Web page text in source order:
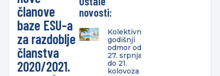
članove
baze ESU-a
za razdoblje
članstva
2020/2021.
novosti:
Kolektivni
godišnji
odmor od
27. srpnja
do 21.
kolovoza